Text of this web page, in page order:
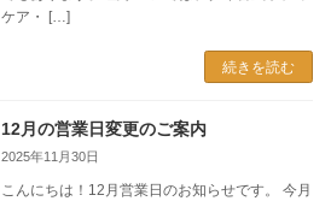
ケア・ […]
続きを読む
12月の営業日変更のご案内
2025年11月30日
こんにちは！12月営業日のお知らせです。 今月